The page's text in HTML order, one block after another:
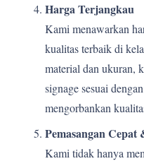
Harga Terjangkau
Kami menawarkan
kualitas terbaik di
material dan ukuran,
signage sesuai
mengorbankan
Pemasangan Cepat
Kami tidak hanya